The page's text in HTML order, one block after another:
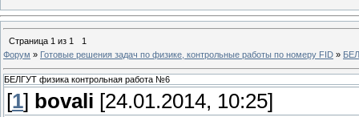
Страница 1 из 1
1
Форум » Готовые решения задач по физике, контрольные работы по номеру FID »
БЕЛГУТ физика контрольная работа №6
[1] bovali [24.01.2014, 10:25]